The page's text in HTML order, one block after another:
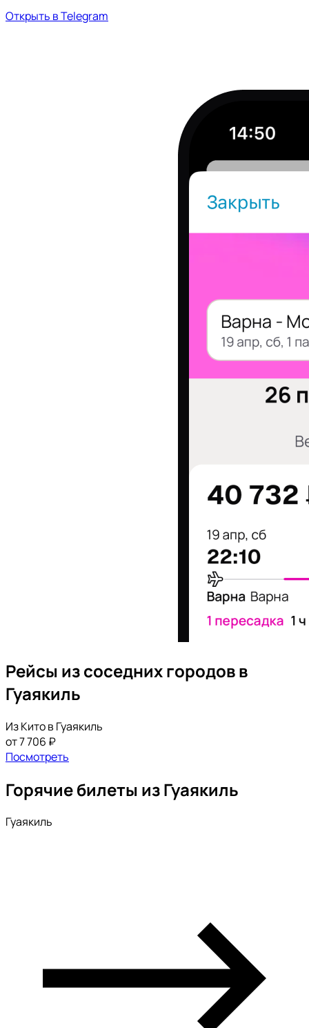
Открыть в Telegram
Рейсы из соседних городов в
Гуаякиль
Из Кито в Гуаякиль
от 7 706 ₽
Посмотреть
Горячие билеты из Гуаякиль
Гуаякиль